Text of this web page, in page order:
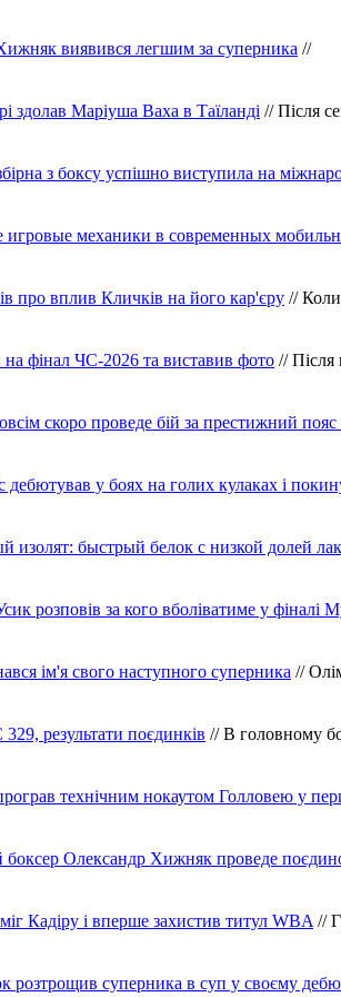
виявився легшим за суперника //
здолав Маріуша Ваха в Таїланді // Після
з боксу успішно виступила на
механики в современных
про вплив Кличків на його кар'єру //
на фінал ЧС-2026 та виставив фото // Після
скоро проведе бій за престижний пояс
дебютував у боях на голих кулаках і
изолят: быстрый белок с низкой долей
розповів за кого вболіватиме у фіналі
ім'я свого наступного суперника //
329, результати поєдинків // В головному
технічним нокаутом Голловею у
боксер Олександр Хижняк проведе
Кадіру і вперше захистив титул WBA //
розтрощив суперника в суп у своєму